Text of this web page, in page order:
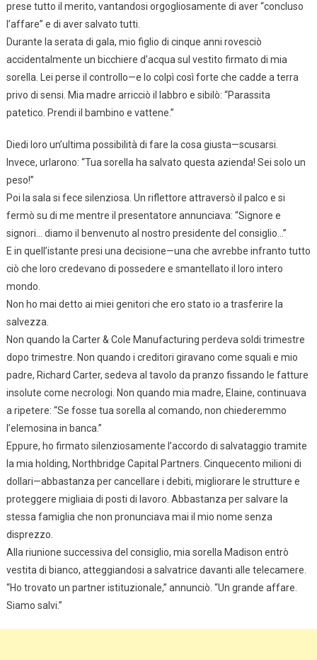
prese tutto il merito, vantandosi orgogliosamente di aver “concluso
l’affare” e di aver salvato tutti.
Durante la serata di gala, mio figlio di cinque anni rovesciò
accidentalmente un bicchiere d’acqua sul vestito firmato di mia
sorella. Lei perse il controllo—e lo colpì così forte che cadde a terra
privo di sensi. Mia madre arricciò il labbro e sibilò: “Parassita
patetico. Prendi il bambino e vattene.”
Diedi loro un’ultima possibilità di fare la cosa giusta—scusarsi.
Invece, urlarono: “Tua sorella ha salvato questa azienda! Sei solo un
peso!”
Poi la sala si fece silenziosa. Un riflettore attraversò il palco e si
fermò su di me mentre il presentatore annunciava: “Signore e
signori… diamo il benvenuto al nostro presidente del consiglio…”
E in quell’istante presi una decisione—una che avrebbe infranto tutto
ciò che loro credevano di possedere e smantellato il loro intero
mondo.
Non ho mai detto ai miei genitori che ero stato io a trasferire la
salvezza.
Non quando la Carter & Cole Manufacturing perdeva soldi trimestre
dopo trimestre. Non quando i creditori giravano come squali e mio
padre, Richard Carter, sedeva al tavolo da pranzo fissando le fatture
insolute come necrologi. Non quando mia madre, Elaine, continuava
a ripetere: “Se fosse tua sorella al comando, non chiederemmo
l’elemosina in banca.”
Eppure, ho firmato silenziosamente l’accordo di salvataggio tramite
la mia holding, Northbridge Capital Partners. Cinquecento milioni di
dollari—abbastanza per cancellare i debiti, migliorare le strutture e
proteggere migliaia di posti di lavoro. Abbastanza per salvare la
stessa famiglia che non pronunciava mai il mio nome senza
disprezzo.
Alla riunione successiva del consiglio, mia sorella Madison entrò
vestita di bianco, atteggiandosi a salvatrice davanti alle telecamere.
“Ho trovato un partner istituzionale,” annunciò. “Un grande affare.
Siamo salvi.”